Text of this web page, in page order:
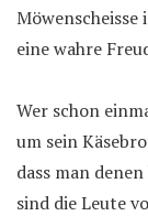
Möwenscheisse
eine wahre
Wer schon
um sein
dass man
sind die Leute